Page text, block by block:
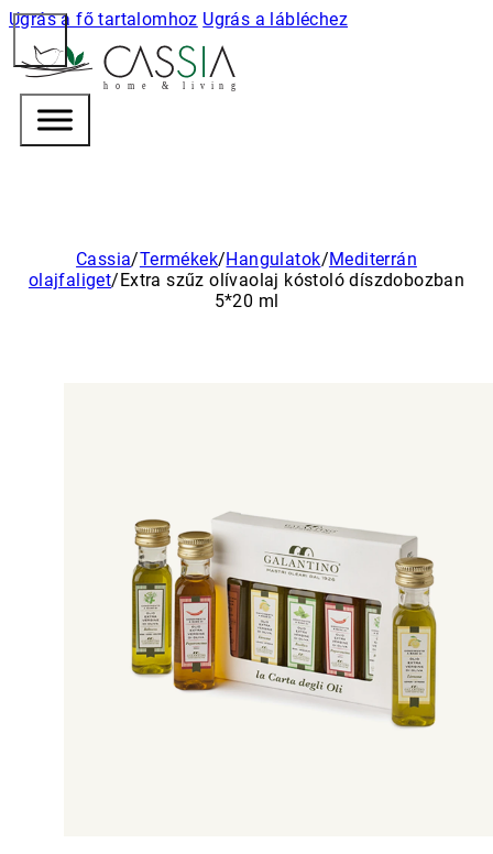
Ugrás a fő tartalomhoz Ugrás a lábléchez
h o m e & l i v i n g
Cassia/Termékek/Hangulatok/Mediterrán
olajfaliget/Extra szűz olívaolaj kóstoló díszdobozban
5*20 ml